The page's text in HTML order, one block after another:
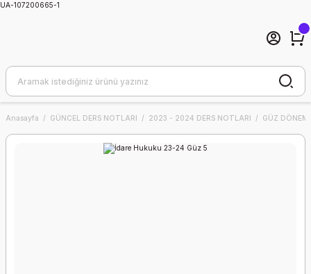
UA-107200665-1
Anasayfa GÜNCEL DERS NOTLARI 2023 - 2024 DERS NOTLARI GÜZ DÖNEMİ